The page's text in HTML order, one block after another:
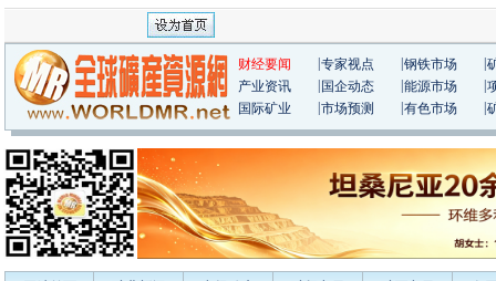
财经要闻 专家视点 钢铁市场
产业资讯
国企动态 能源市场
国际矿业
市场预测 有色市场